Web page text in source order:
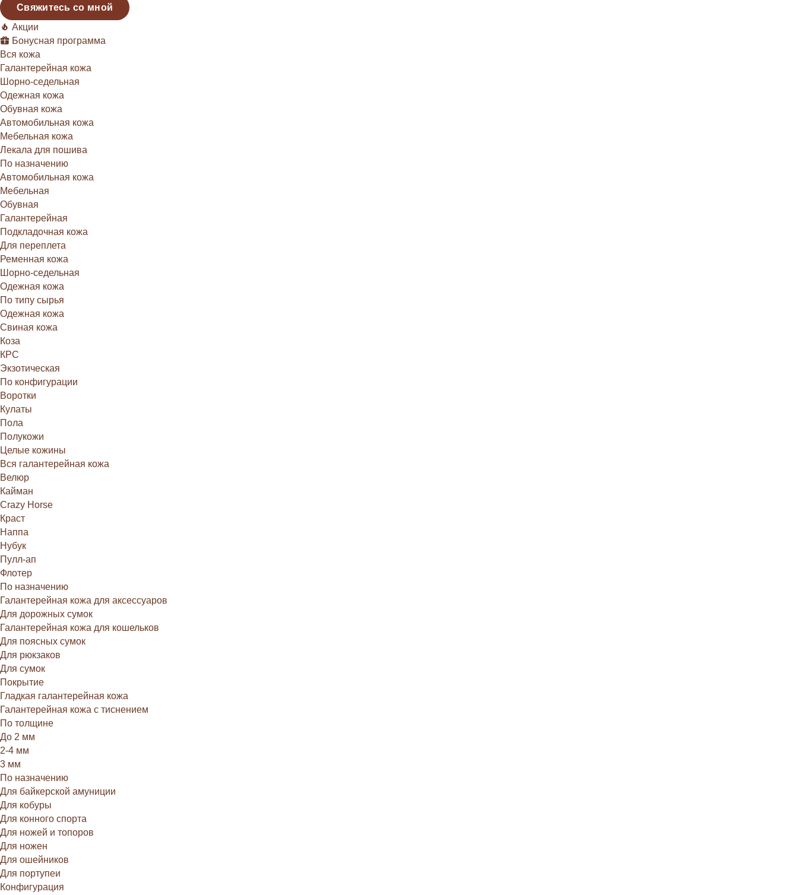
Свяжитесь со мной
Акции
Бонусная программа
Вся кожа
Галантерейная кожа
Шорно-седельная
Одежная кожа
Обувная кожа
Автомобильная кожа
Мебельная кожа
Лекала для пошива
По назначению
Автомобильная кожа
Мебельная
Обувная
Галантерейная
Подкладочная кожа
Для переплета
Ременная кожа
Шорно-седельная
Одежная кожа
По типу сырья
Одежная кожа
Свиная кожа
Коза
КРС
Экзотическая
По конфигурации
Воротки
Кулаты
Пола
Полукожи
Целые кожины
Вся галантерейная кожа
Велюр
Кайман
Crazy Horse
Краст
Наппа
Нубук
Пулл-ап
Флотер
По назначению
Галантерейная кожа для аксессуаров
Для дорожных сумок
Галантерейная кожа для кошельков
Для поясных сумок
Для рюкзаков
Для сумок
Покрытие
Гладкая галантерейная кожа
Галантерейная кожа с тиснением
По толщине
До 2 мм
2-4 мм
3 мм
По назначению
Для байкерской амуниции
Для кобуры
Для конного спорта
Для ножей и топоров
Для ножен
Для ошейников
Для портупеи
Конфигурация